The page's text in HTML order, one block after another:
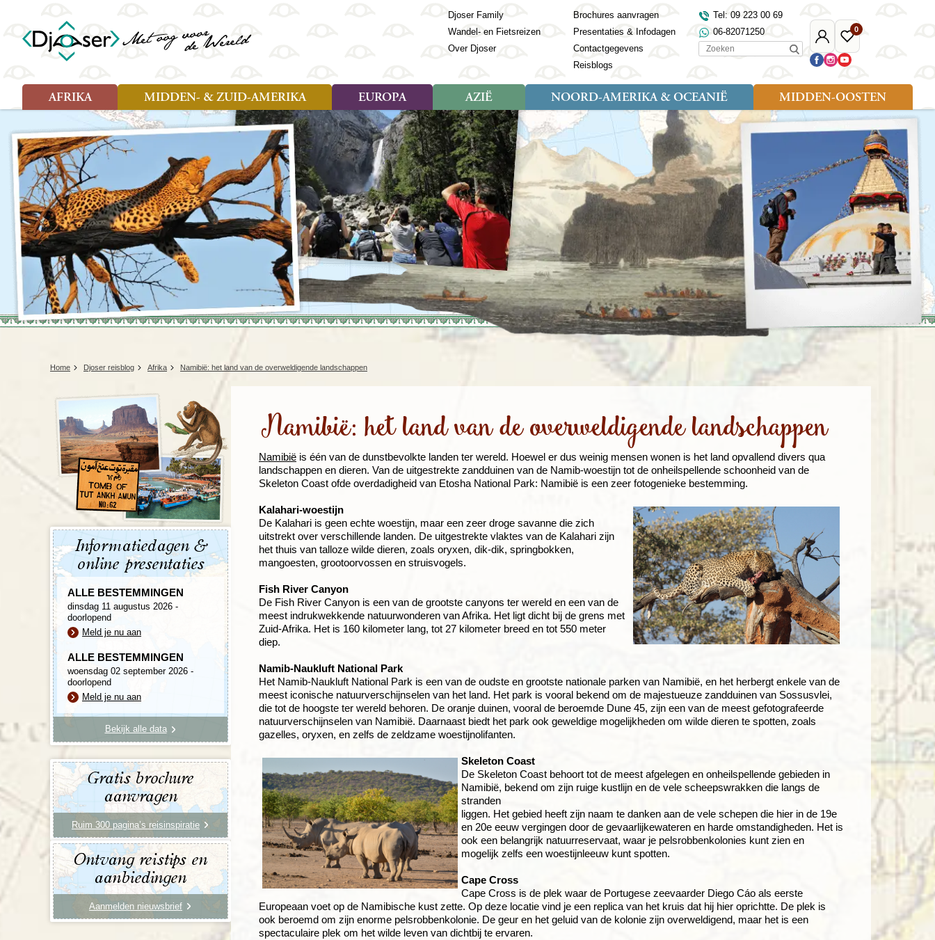
Mijn
Djoser
0
Favoriete
reizen
Djoser Family
Wandel- en Fietsreizen
Over Djoser
Brochures aanvragen
Presentaties & Infodagen
Contactgegevens
Reisblogs
Tel: 09 223 00 69
06-82071250
Zoeken
AFRIKA
Rondreis (26)
Familiereis (10)
Fietsreis (2)
Wandelreis (1)
Cultuur (3)
Natuur (6)
Nieuwe reizen
Voodoo in Benin en Togo, 16
dagen
Landen
Botswana
Egypte
Ghana
Kaapverdië
Madagaskar
Malawi
Marokko
Mauritius
Mozambique
Namibië
Oeganda
Sao Tomé en Principe
Swaziland
Tanzania
Togo
Zambia
Zanzibar
Zimbabwe
Zuid-Afrika
MIDDEN- & ZUID-AMERIKA
Soort reizen
Familiereis (11)
Fietsreis (1)
Cultuur (9)
Natuur (13)
Landen
Amazone
Argentinië
Belize
Bolivia
Brazilië
Chili
Colombia
Costa Rica
Cuba
Ecuador
El Salvador
(Frans) Guyana
Galapagos
Guatemala
Honduras
Mexico
Nicaragua
Paaseiland
Paraguay
Peru
Suriname
EUROPA
Soort reizen
Rondreis (28)
Familiereis (11)
Fietsreis (8)
Wandelreis (23)
Cultuur (12)
Natuur (3)
Landen
Albanië
Andorra
Armenië
Azerbeidzjan
Azoren
Balkan
Baltische Staten
Bosnië en Herzegovina
Bulgarije
Engeland
Estland
Finland
Frankrijk
Griekenland
IJsland
Ierland
Italië
Kaapverdië
Kosovo
Kroatië
Lapland
Letland
Litouwen
Madeira
Montenegro
Noorwegen
Polen
Portugal
Roemenië
Sardinië
Schotland
Servië
Spanje
Turkije
Verenigd Koninkrijk
Wales
AZIË
Soort reizen
Rondreis (57)
Familiereis (22)
Fietsreis (3)
Cultuur (28)
Natuur (16)
Nieuwe reizen
Rondreis China & Tibet, 42
dagen
Rondreis Sulawesi &
Molukken, 22 dagen
Landen
Bangladesh
Bhutan
Cambodja
China
Filipijnen
India
Indochina
Indonesië
Japan
Jordanië
Kazachstan
Kirgizië
Laos
Malediven
Maleisië
Mongolië
Nepal
Oezbekistan
Singapore
Sri Lanka
Taiwan
Tibet
Turkmenistan
Vietnam
Zijderoute
Zuid-Korea
NOORD-AMERIKA & OCEANIË
Soort reizen
Rondreis (7)
Familiereis (2)
Landen
Alaska
Australië
Canada
Nieuw-Zeeland
Verenigde Staten
MIDDEN-OOSTEN
Soort reizen
Rondreis (18)
Familiereis (9)
Fietsreis (1)
Wandelreis (3)
Cultuur (8)
Landen
Marokko
Oman
Saoedi-Arabië
Tunesië
Home Djoser reisblog Afrika Namibië: het land van de overweldigende landschappen
Namibië: het land van de overweldigende landschappen
Namibië is één van de dunstbevolkte landen ter wereld. Hoewel er dus weinig mensen wonen is het land opvallend divers qua
landschappen en dieren. Van de uitgestrekte zandduinen van de Namib-woestijn tot de onheilspellende schoonheid van de
Skeleton Coast ofde overdadigheid van Etosha National Park: Namibië is een zeer fotogenieke bestemming.
Kalahari-woestijn
De Kalahari is geen echte woestijn, maar een zeer droge savanne die zich
uitstrekt over verschillende landen. De uitgestrekte vlaktes van de Kalahari zijn
het thuis van talloze wilde dieren, zoals oryxen, dik-dik, springbokken,
mangoesten, grootoorvossen en struisvogels.
Fish River Canyon
De Fish River Canyon is een van de grootste canyons ter wereld en een van de
meest indrukwekkende natuurwonderen van Afrika. Het ligt dicht bij de grens met
Zuid-Afrika. Het is 160 kilometer lang, tot 27 kilometer breed en tot 550 meter
diep.
Namib-Naukluft National Park
Het Namib-Naukluft National Park is een van de oudste en grootste nationale parken van Namibië, en het herbergt enkele van de
meest iconische natuurverschijnselen van het land. Het park is vooral bekend om de majestueuze zandduinen van Sossusvlei,
die tot de hoogste ter wereld behoren. De oranje duinen, vooral de beroemde Dune 45, zijn een van de meest gefotografeerde
natuurverschijnselen van Namibië. Daarnaast biedt het park ook geweldige mogelijkheden om wilde dieren te spotten, zoals
gazelles, oryxen, en zelfs de zeldzame woestijnolifanten.
Skeleton Coast
De Skeleton Coast behoort tot de meest afgelegen en onheilspellende gebieden in
Namibië, bekend om zijn ruige kustlijn en de vele scheepswrakken die langs de
stranden
liggen. Het gebied heeft zijn naam te danken aan de vele schepen die hier in de 19e
en 20e eeuw vergingen door de gevaarlijkewateren en harde omstandigheden. Het is
ook een belangrijk natuurreservaat, waar je pelsrobbenkolonies kunt zien en
mogelijk zelfs een woestijnleeuw kunt spotten.
Cape Cross
Cape Cross is de plek waar de Portugese zeevaarder Diego Cáo als eerste
Europeaan voet op de Namibische kust zette. Op deze locatie vind je een replica van het kruis dat hij hier oprichtte. De plek is
ook beroemd om zijn enorme pelsrobbenkolonie. De geur en het geluid van de kolonie zijn overweldigend, maar het is een
spectaculaire plek om het wilde leven van dichtbij te ervaren.
Informatiedagen &
online presentaties
ALLE BESTEMMINGEN
dinsdag 11 augustus 2026 -
doorlopend
Meld je nu aan
ALLE BESTEMMINGEN
woensdag 02 september 2026 -
doorlopend
Meld je nu aan
Bekijk alle data
Gratis brochure
aanvragen
Ruim 300 pagina’s reisinspiratie
Ontvang reistips en
aanbiedingen
Aanmelden nieuwsbrief